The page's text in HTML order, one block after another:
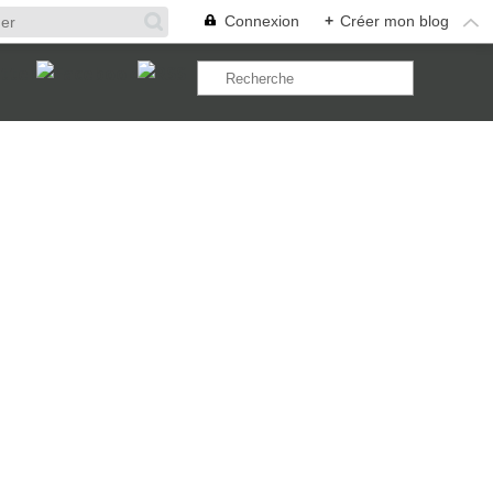
Connexion + Créer mon blog